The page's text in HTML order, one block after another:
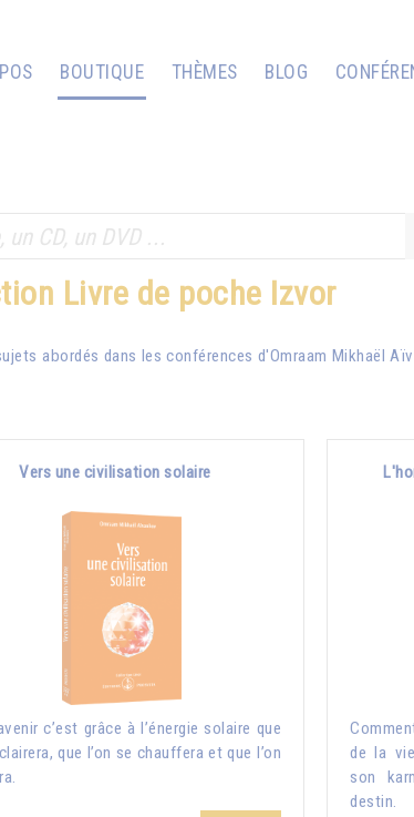
BOUTIQUE THÈMES BLOG
Livre de poche Izvor
abordés dans les conférences d'Omraam Mikhaël
Vers une civilisation solaire
c’est grâce à l’énergie solaire que
que l’on se chauffera et que l’on
de la
son
destin.